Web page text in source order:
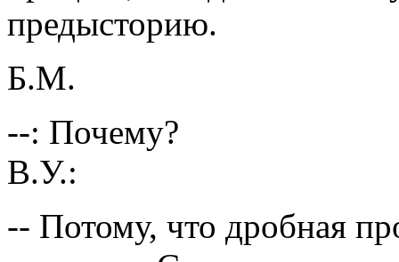
предысторию.
Б.М.
--: Почему?
В.У.:
-- Потому, что дробная